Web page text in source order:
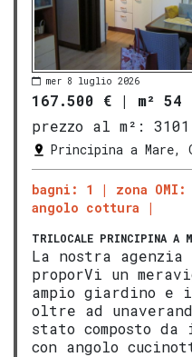
mer 8 luglio 2026
167.500 € | m² 54
prezzo al m²:
Principina a Mare,
bagni: 1
zona OMI:
angolo cottura
TRILOCALE PRINCIPINA A
La nostra
proporVi un
ampio giardino e
oltre ad
stato composto da
con angolo